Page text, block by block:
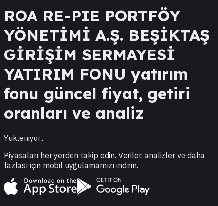
ROA RE-PIE PORTFÖY
YÖNETİMİ A.Ş. BEŞİKTAŞ
GİRİŞİM SERMAYESİ
YATIRIM FONU yatırım
fonu güncel fiyat, getiri
oranları ve analiz
Yukleniyor...
Piyasaları her yerden takip edin. Veriler, analizler ve daha
fazlası için mobil uygulamamızı indirin.